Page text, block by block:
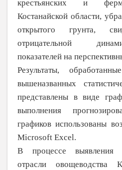
крестьянских и
Костанайской области,
открытого грунта,
отрицательной
показателей на
Результаты,
вышеназванных
представлены в виде
выполнения
графиков использованы
Microsoft Excel.
В процессе выявления
отрасли овощеводства